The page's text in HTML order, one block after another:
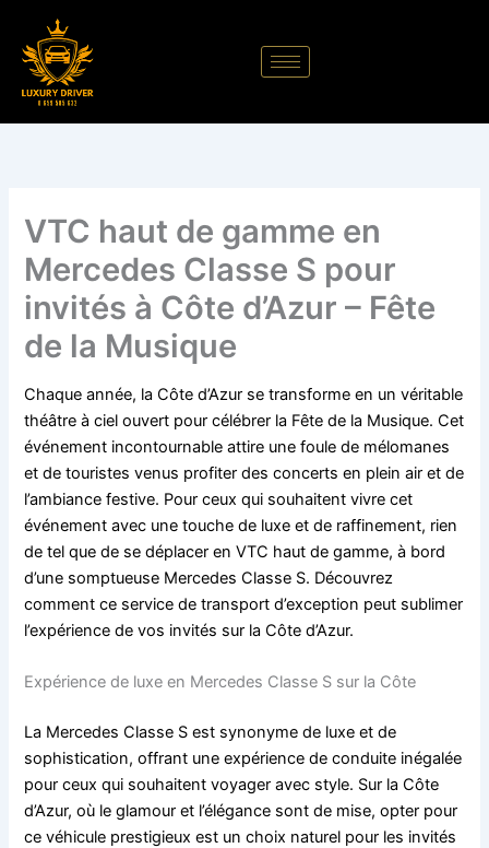
contenu
VTC haut de gamme en
Mercedes Classe S pour
invités à Côte d’Azur – Fête
de la Musique
Chaque année, la Côte d’Azur se transforme en un véritable
théâtre à ciel ouvert pour célébrer la Fête de la Musique. Cet
événement incontournable attire une foule de mélomanes
et de touristes venus profiter des concerts en plein air et de
l’ambiance festive. Pour ceux qui souhaitent vivre cet
événement avec une touche de luxe et de raffinement, rien
de tel que de se déplacer en VTC haut de gamme, à bord
d’une somptueuse Mercedes Classe S. Découvrez
comment ce service de transport d’exception peut sublimer
l’expérience de vos invités sur la Côte d’Azur.
Expérience de luxe en Mercedes Classe S sur la Côte
La Mercedes Classe S est synonyme de luxe et de
sophistication, offrant une expérience de conduite inégalée
pour ceux qui souhaitent voyager avec style. Sur la Côte
d’Azur, où le glamour et l’élégance sont de mise, opter pour
ce véhicule prestigieux est un choix naturel pour les invités